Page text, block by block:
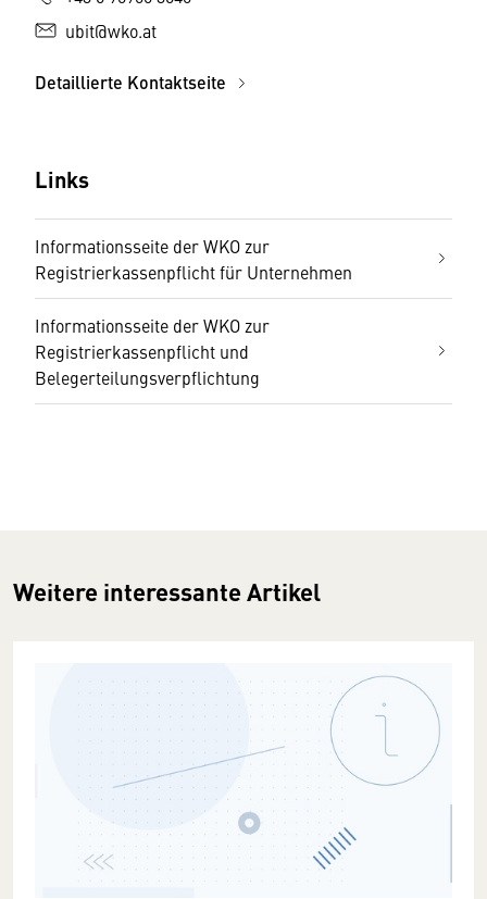
ubit@wko.at
Detaillierte Kontaktseite
Links
Informationsseite der WKO zur
Registrierkassenpflicht für Unternehmen
Informationsseite der WKO zur
Registrierkassenpflicht und
Belegerteilungsverpflichtung
Weitere interessante Artikel